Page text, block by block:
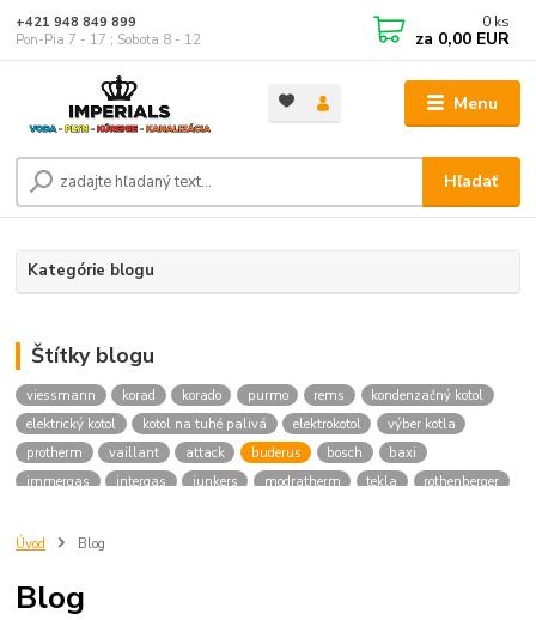
Menu
Hľadať
+421 948 849 899
Pon-Pia 7 - 17 ; Sobota 8 - 12
0 ks
za 0,00 EUR
Kategórie blogu
Štítky blogu
viessmann korad korado purmo rems
kondenzačný kotol
elektrický kotol
kotol na tuhé palivá elektrokotol
výber kotla
protherm
vaillant attack buderus bosch
baxi
immergas
intergas junkers modratherm tekla
rothenberger
trnava
eshop
radiatory lacno
Úvod Blog
Blog